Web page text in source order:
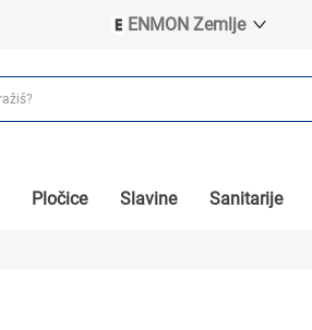
ENMON Zemlje
ENMON BIH
ENMON MKD
Pločice Slavine Sanitarije